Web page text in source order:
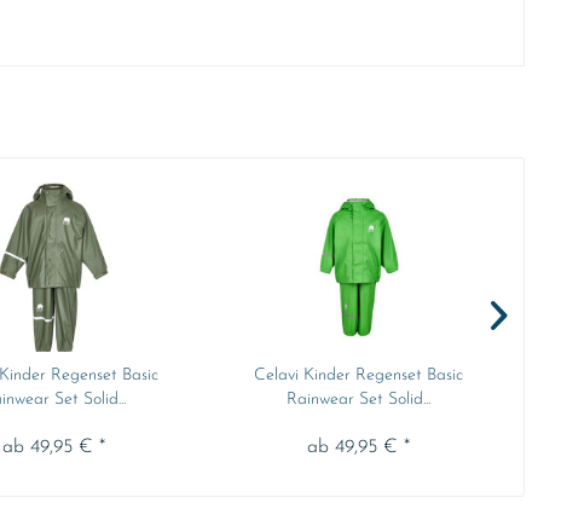
Regenset Basic
Set Solid...
ab 49,95 € *
Celavi Kinder Regenset Basic
Rainwear Set Solid...
ab 49,95 € *